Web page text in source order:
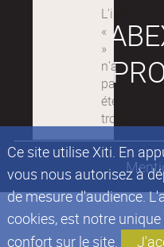
Ce site utilise Xiti. En
vous nous autorisez à
de mesure d'audience.
cookies, est notre
confort sur le site.
LES